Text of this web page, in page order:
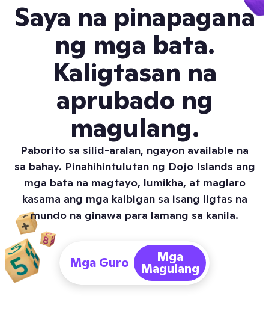
Saya na pinapagana
ng mga bata.
Kaligtasan na
aprubado ng
magulang.
Paborito sa silid-aralan, ngayon available na
sa bahay. Pinahihintulutan ng Dojo Islands ang
mga bata na magtayo, lumikha, at maglaro
kasama ang mga kaibigan sa isang ligtas na
mundo na ginawa para lamang sa kanila.
Mga Guro